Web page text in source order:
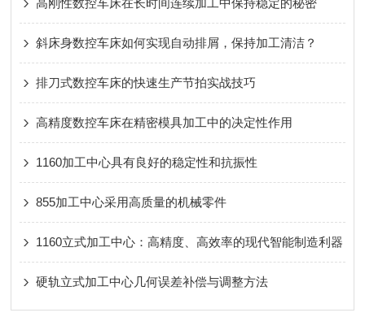
高刚性数控车床在长时间连续加工中保持稳定的秘密
斜床身数控车床如何实现自动排屑，保持加工清洁？
排刀式数控车床的快速生产节拍实战技巧
高精度数控车床在精密模具加工中的决定性作用
1160加工中心具有良好的稳定性和抗振性
855加工中心采用高质量的机械零件
1160立式加工中心：高精度、高效率的现代智能制造利器
硬轨立式加工中心几何误差补偿与调整方法